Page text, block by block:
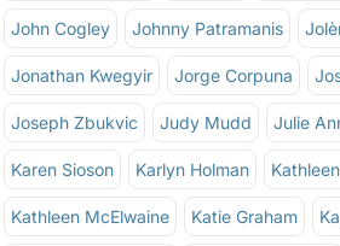
John Cogley Johnny Patramanis
Jonathan Kwegyir Jorge Corpuna
Joseph Zbukvic Judy Mudd Julie
Karen Sioson Karlyn Holman
Kathleen McElwaine Katie Graham